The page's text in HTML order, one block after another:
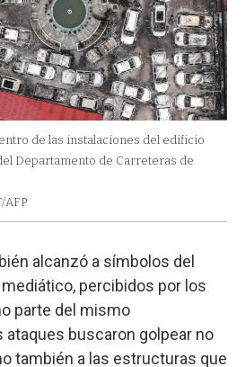
de las instalaciones del edificio
Departamento de Carreteras de
AFP
alcanzó a símbolos del
percibidos por los
parte del mismo
buscaron golpear no
también a las estructuras que